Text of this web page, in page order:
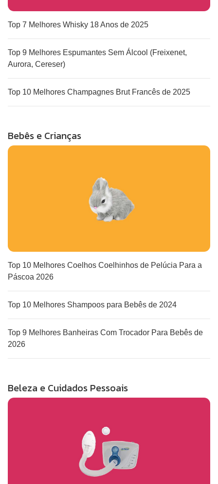
Top 7 Melhores Whisky 18 Anos de 2025
Top 9 Melhores Espumantes Sem Álcool (Freixenet,
Aurora, Cereser)
Top 10 Melhores Champagnes Brut Francês de 2025
Bebês e Crianças
Top 10 Melhores Coelhos Coelhinhos de Pelúcia Para a
Páscoa 2026
Top 10 Melhores Shampoos para Bebês de 2024
Top 9 Melhores Banheiras Com Trocador Para Bebês de
2026
Beleza e Cuidados Pessoais